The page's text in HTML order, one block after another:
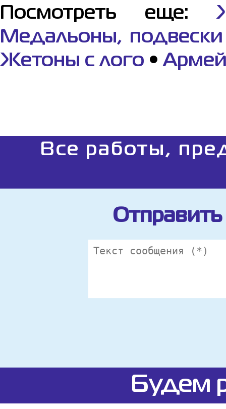
Посмотреть еще:
Медальоны, подвески
Жетоны с лого •
Все работы,
Отправить
Будем